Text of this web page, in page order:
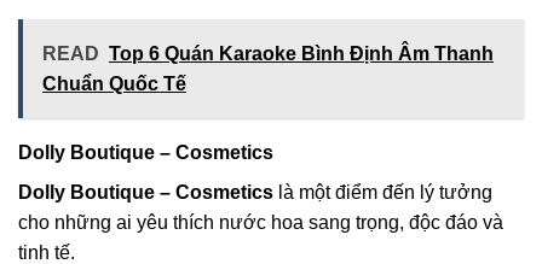
READ Top 6 Quán Karaoke Bình Định Âm Thanh
Chuẩn Quốc Tế
Dolly Boutique – Cosmetics
Dolly Boutique – Cosmetics là một điểm đến lý tưởng
cho những ai yêu thích nước hoa sang trọng, độc đáo và
tinh tế.